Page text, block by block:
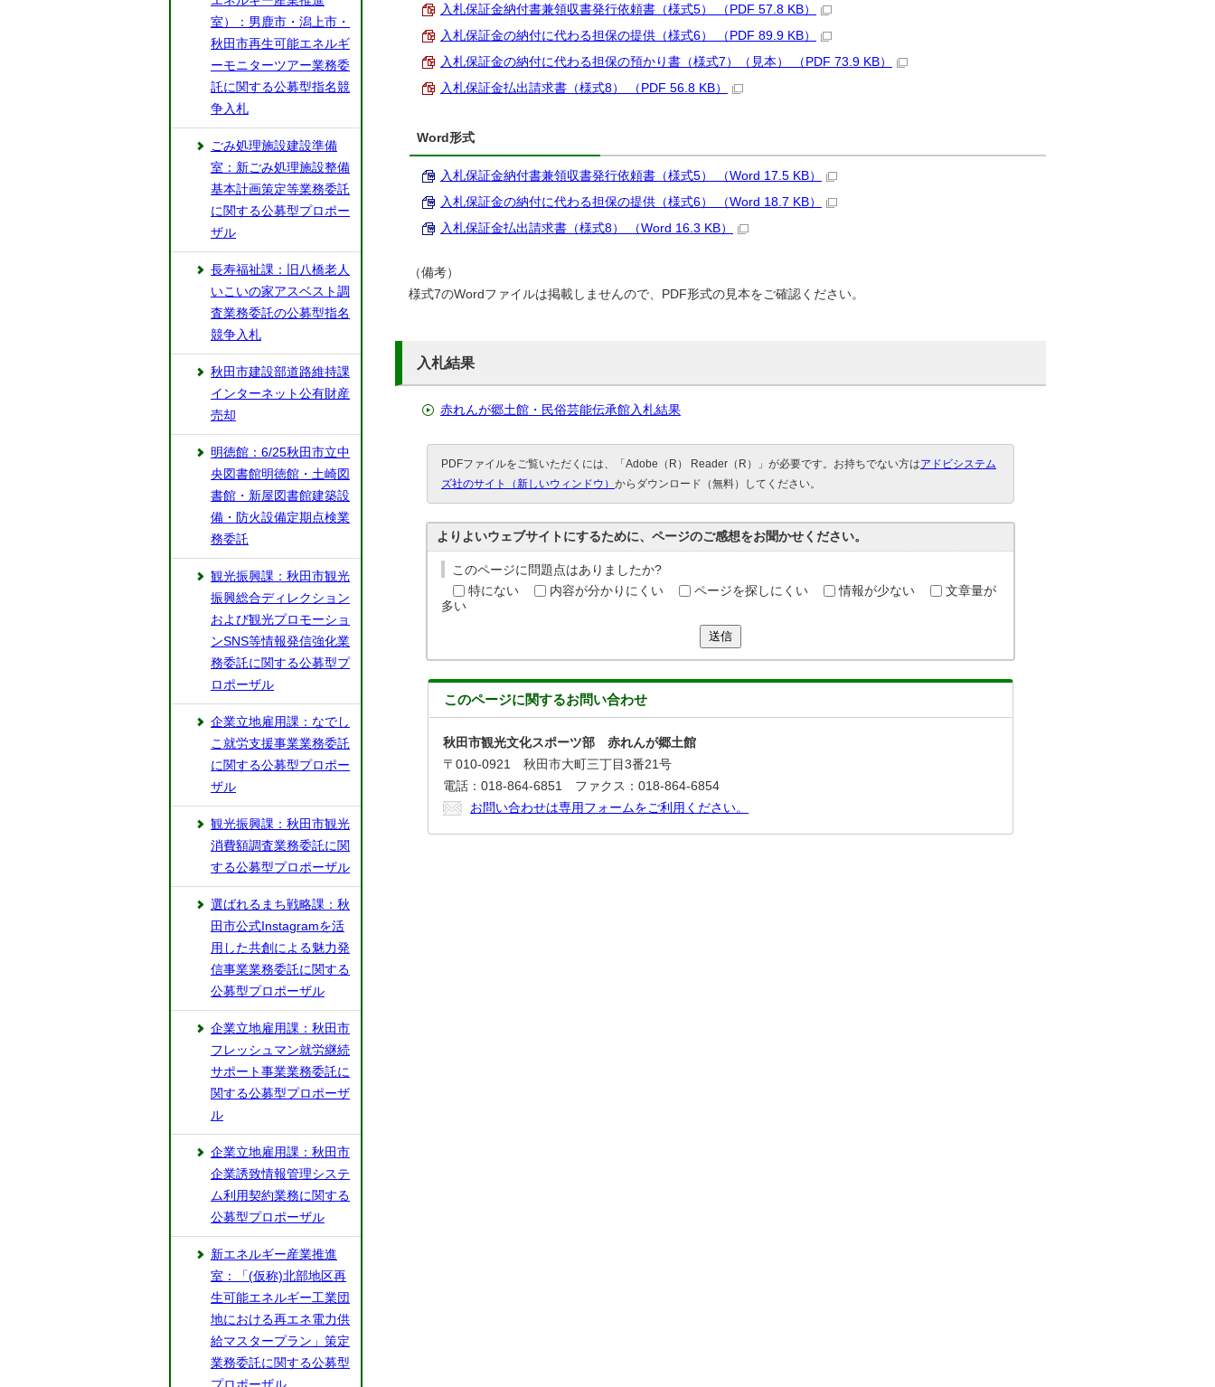
入札保証金納付書兼領収書発行依頼書（様式5） （PDF 57.8 KB）
入札保証金の納付に代わる担保の提供（様式6） （PDF 89.9 KB）
入札保証金の納付に代わる担保の預かり書（様式7）（見本） （PDF 73.9 KB）
入札保証金払出請求書（様式8） （PDF 56.8 KB）
Word形式
入札保証金納付書兼領収書発行依頼書（様式5） （Word 17.5 KB）
入札保証金の納付に代わる担保の提供（様式6） （Word 18.7 KB）
入札保証金払出請求書（様式8） （Word 16.3 KB）
（備考）
様式7のWordファイルは掲載しませんので、PDF形式の見本をご確認ください。
入札結果
赤れんが郷土館・民俗芸能伝承館入札結果
PDFファイルをご覧いただくには、「Adobe（R） Reader（R）」が必要です。お持ちでない方はアドビシステム
ズ社のサイト（新しいウィンドウ） からダウンロード（無料）してください。
よりよいウェブサイトにするために、ページのご感想をお聞かせください。
このページに問題点はありましたか?
特にない
内容が分かりにくい ページを探しにくい 情報が少ない
文章量が
多い
送信
このページに関するお問い合わせ
秋田市観光文化スポーツ部 赤れんが郷土館
〒010-0921 秋田市大町三丁目3番21号
電話：018-864-6851 ファクス：018-864-6854
お問い合わせは専用フォームをご利用ください。
室）：男鹿市・潟上市・
秋田市再生可能エネルギ
ーモニターツアー業務委
託に関する公募型指名競
争入札
ごみ処理施設建設準備
室：新ごみ処理施設整備
基本計画策定等業務委託
に関する公募型プロポー
ザル
長寿福祉課：旧八橋老人
いこいの家アスベスト調
査業務委託の公募型指名
競争入札
秋田市建設部道路維持課
インターネット公有財産
売却
明徳館：6/25秋田市立中
央図書館明徳館・土崎図
書館・新屋図書館建築設
備・防火設備定期点検業
務委託
観光振興課：秋田市観光
振興総合ディレクション
および観光プロモーショ
ンSNS等情報発信強化業
務委託に関する公募型プ
ロポーザル
企業立地雇用課：なでし
こ就労支援事業業務委託
に関する公募型プロポー
ザル
観光振興課：秋田市観光
消費額調査業務委託に関
する公募型プロポーザル
選ばれるまち戦略課：秋
田市公式Instagramを活
用した共創による魅力発
信事業業務委託に関する
公募型プロポーザル
企業立地雇用課：秋田市
フレッシュマン就労継続
サポート事業業務委託に
関する公募型プロポーザ
ル
企業立地雇用課：秋田市
企業誘致情報管理システ
ム利用契約業務に関する
公募型プロポーザル
新エネルギー産業推進
室：「(仮称)北部地区再
生可能エネルギー工業団
地における再エネ電力供
給マスタープラン」策定
業務委託に関する公募型